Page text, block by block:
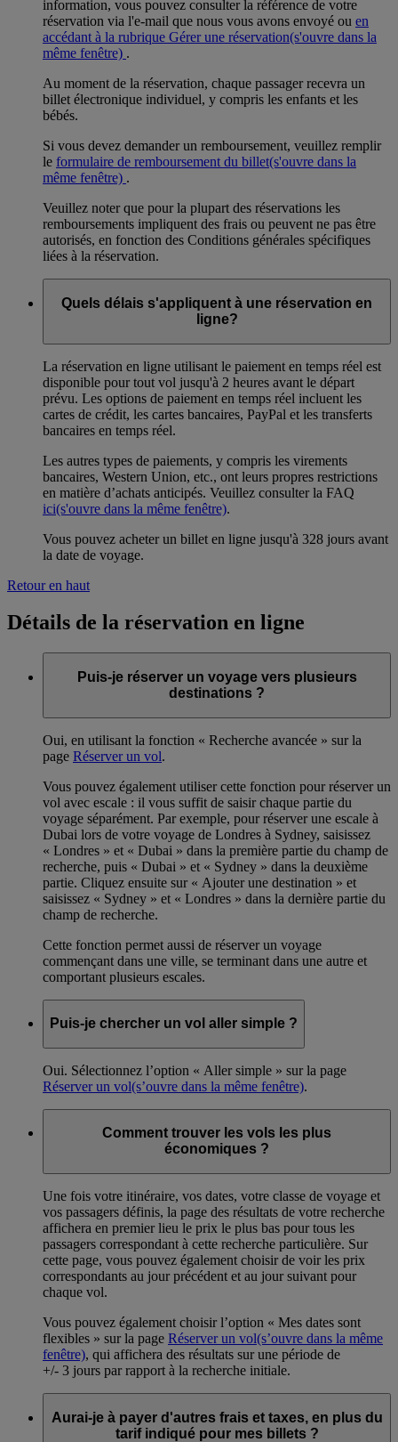
information, vous pouvez consulter la référence de votre
réservation via l'e-mail que nous vous avons envoyé ou en
accédant à la rubrique Gérer une réservation(s'ouvre dans la
même fenêtre) .
Au moment de la réservation, chaque passager recevra un
billet électronique individuel, y compris les enfants et les
bébés.
Si vous devez demander un remboursement, veuillez remplir
le formulaire de remboursement du billet(s'ouvre dans la
même fenêtre) .
Veuillez noter que pour la plupart des réservations les
remboursements impliquent des frais ou peuvent ne pas être
autorisés, en fonction des Conditions générales spécifiques
liées à la réservation.
Quels délais s'appliquent à une réservation en
ligne?
La réservation en ligne utilisant le paiement en temps réel est
disponible pour tout vol jusqu'à 2 heures avant le départ
prévu. Les options de paiement en temps réel incluent les
cartes de crédit, les cartes bancaires, PayPal et les transferts
bancaires en temps réel.
Les autres types de paiements, y compris les virements
bancaires, Western Union, etc., ont leurs propres restrictions
en matière d’achats anticipés. Veuillez consulter la FAQ
ici(s'ouvre dans la même fenêtre).
Vous pouvez acheter un billet en ligne jusqu'à 328 jours avant
la date de voyage.
Retour en haut
Détails de la réservation en ligne
Puis-je réserver un voyage vers plusieurs
destinations ?
Oui, en utilisant la fonction « Recherche avancée » sur la
page Réserver un vol.
Vous pouvez également utiliser cette fonction pour réserver un
vol avec escale : il vous suffit de saisir chaque partie du
voyage séparément. Par exemple, pour réserver une escale à
Dubai lors de votre voyage de Londres à Sydney, saisissez
« Londres » et « Dubai » dans la première partie du champ de
recherche, puis « Dubai » et « Sydney » dans la deuxième
partie. Cliquez ensuite sur « Ajouter une destination » et
saisissez « Sydney » et « Londres » dans la dernière partie du
champ de recherche.
Cette fonction permet aussi de réserver un voyage
commençant dans une ville, se terminant dans une autre et
comportant plusieurs escales.
Puis-je chercher un vol aller simple ?
Oui. Sélectionnez l’option « Aller simple » sur la page
Réserver un vol(s’ouvre dans la même fenêtre).
Comment trouver les vols les plus
économiques ?
Une fois votre itinéraire, vos dates, votre classe de voyage et
vos passagers définis, la page des résultats de votre recherche
affichera en premier lieu le prix le plus bas pour tous les
passagers correspondant à cette recherche particulière. Sur
cette page, vous pouvez également choisir de voir les prix
correspondants au jour précédent et au jour suivant pour
chaque vol.
Vous pouvez également choisir l’option « Mes dates sont
flexibles » sur la page Réserver un vol(s’ouvre dans la même
fenêtre), qui affichera des résultats sur une période de
+/- 3 jours par rapport à la recherche initiale.
Aurai-je à payer d'autres frais et taxes, en plus du
tarif indiqué pour mes billets ?